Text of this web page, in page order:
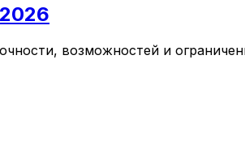
возможностей и